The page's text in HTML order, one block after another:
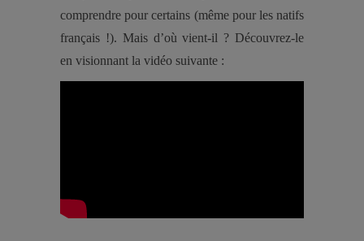
comprendre pour certains (même pour les natifs
français !). Mais d’où vient-il ? Découvrez-le
en visionnant la vidéo suivante :